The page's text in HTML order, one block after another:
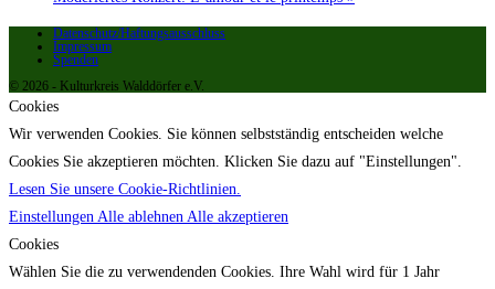
Datenschutz/Haftungsausschluss
Impressum
Spenden
© 2026 - Kulturkreis Walddörfer e.V.
Cookies
Wir verwenden Cookies. Sie können selbstständig entscheiden welche
Cookies Sie akzeptieren möchten. Klicken Sie dazu auf "Einstellungen".
Lesen Sie unsere Cookie-Richtlinien.
Einstellungen Alle ablehnen Alle akzeptieren
Cookies
Wählen Sie die zu verwendenden Cookies. Ihre Wahl wird für 1 Jahr